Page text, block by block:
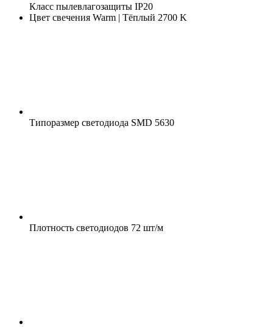
Класс пылевлагозащиты IP20
Цвет свечения Warm | Тёплый 2700 K
Типоразмер светодиода SMD 5630
Плотность светодиодов 72 шт/м